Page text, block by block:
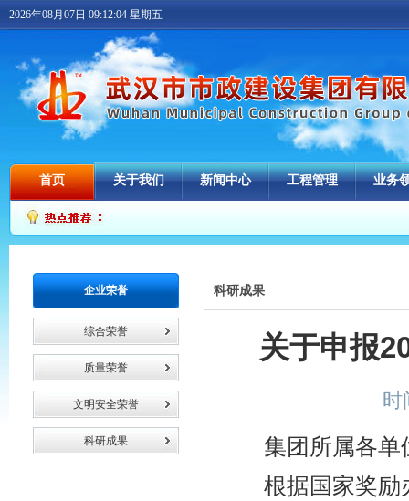
2026年08月07日 09:12:05 星期五
首页 关于我们 新闻中心 工程管理 业务
企业荣誉
综合荣誉
质量荣誉
文明安全荣誉
科研成果
科研成果
关于申报
时
集团所属各单
根据国家奖励办